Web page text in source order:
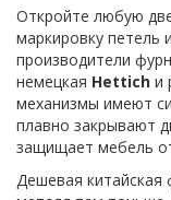
Откройте любую
маркировку
производители
немецкая Hettich и
механизмы имеют
плавно закрывают
защищает мебель
Дешевая китайская